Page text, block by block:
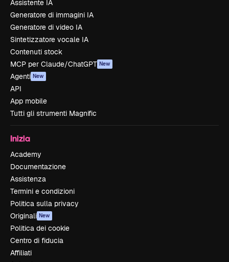
Assistente IA
Generatore di immagini IA
Generatore di video IA
Sintetizzatore vocale IA
Contenuti stock
MCP per Claude/ChatGPT New
Agenti New
API
App mobile
Tutti gli strumenti Magnific
Inizia
Academy
Documentazione
Assistenza
Termini e condizioni
Politica sulla privacy
Originali New
Politica dei cookie
Centro di fiducia
Affiliati